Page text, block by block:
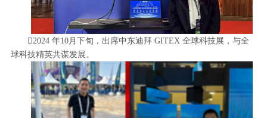
2024 年10月下旬，出席中东迪拜 GITEX 全球科技展，与全
球科技精英共谋发展。